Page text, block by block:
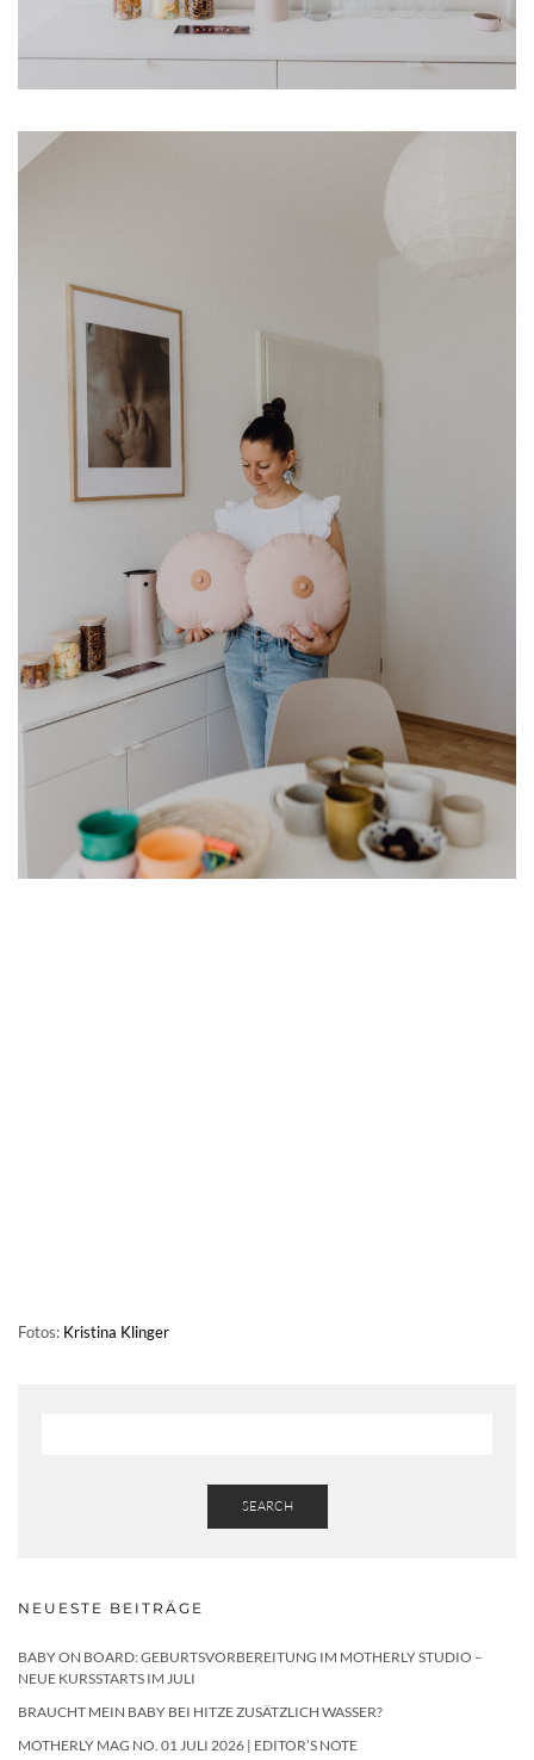
Fotos: Kristina Klinger
SEARCH
NEUESTE BEITRÄGE
BABY ON BOARD: GEBURTSVORBEREITUNG IM MOTHERLY STUDIO –
NEUE KURSSTARTS IM JULI
BRAUCHT MEIN BABY BEI HITZE ZUSÄTZLICH WASSER?
MOTHERLY MAG NO. 01 JULI 2026 | EDITOR’S NOTE